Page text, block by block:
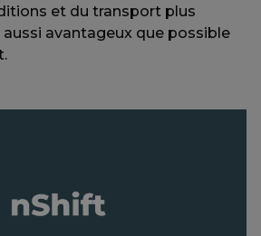
et du transport plus
avantageux que possible